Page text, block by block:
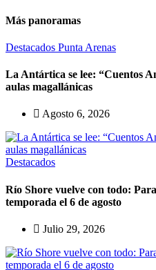
Más panoramas
Destacados Punta Arenas
La Antártica se lee: “Cuentos
aulas magallánicas
Agosto 6, 2026
Destacados
Río Shore vuelve con todo:
temporada el 6 de agosto
Julio 29, 2026